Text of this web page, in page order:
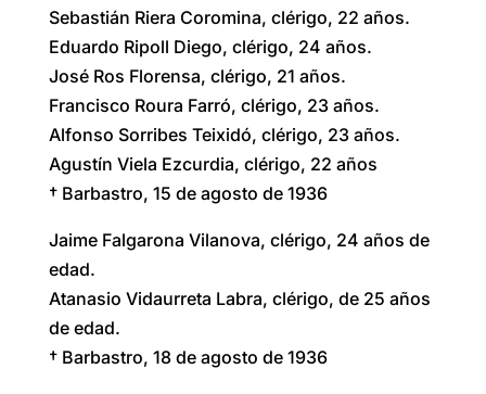
Sebastián Riera Coromina, clérigo, 22 años.
Eduardo Ripoll Diego, clérigo, 24 años.
José Ros Florensa, clérigo, 21 años.
Francisco Roura Farró, clérigo, 23 años.
Alfonso Sorribes Teixidó, clérigo, 23 años.
Agustín Viela Ezcurdia, clérigo, 22 años
† Barbastro, 15 de agosto de 1936
Jaime Falgarona Vilanova, clérigo, 24 años de
edad.
Atanasio Vidaurreta Labra, clérigo, de 25 años
de edad.
† Barbastro, 18 de agosto de 1936